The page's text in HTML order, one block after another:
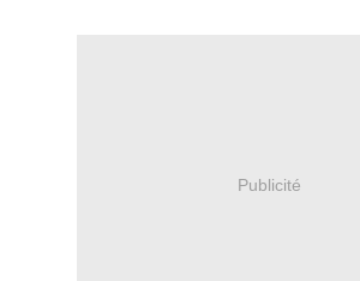
Publicité